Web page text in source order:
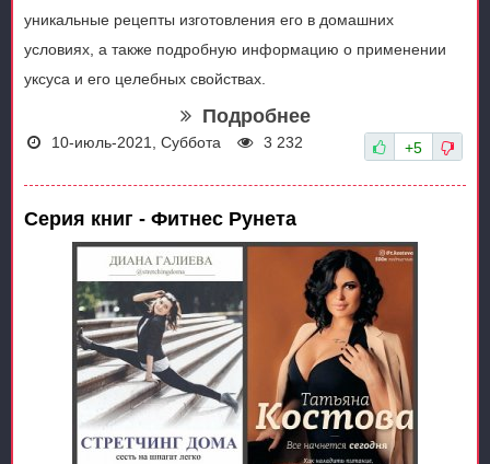
уникальные рецепты изготовления его в домашних
условиях, а также подробную информацию о применении
уксуса и его целебных свойствах.
Подробнее
10-июль-2021, Суббота 3 232 +5
Серия книг - Фитнес Рунета